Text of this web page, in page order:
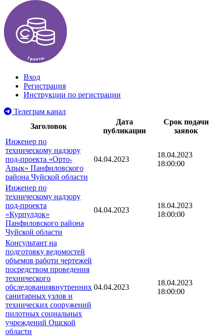
Вход
Регистрация
Инструкции по регистрации
Телеграм канал
Заголовок
Дата
публикации
Срок подачи
заявок
Инженер по
техническому надзору
под-проекта «Орто-
Арык» Панфиловского
района Чуйской области
04.04.2023
18.04.2023
18:00:00
Инженер по
техническому надзору
под-проекта
«Курпулдок»
Панфиловского района
Чуйской области
04.04.2023
18.04.2023
18:00:00
Консультант на
подготовку ведомостей
объемов работи чертежей
посредством проведения
технического
обследованиявнутренних
санитарных узлов и
технических сооружений
пилотных социальных
учреждений Ошской
области
04.04.2023
18.04.2023
18:00:00